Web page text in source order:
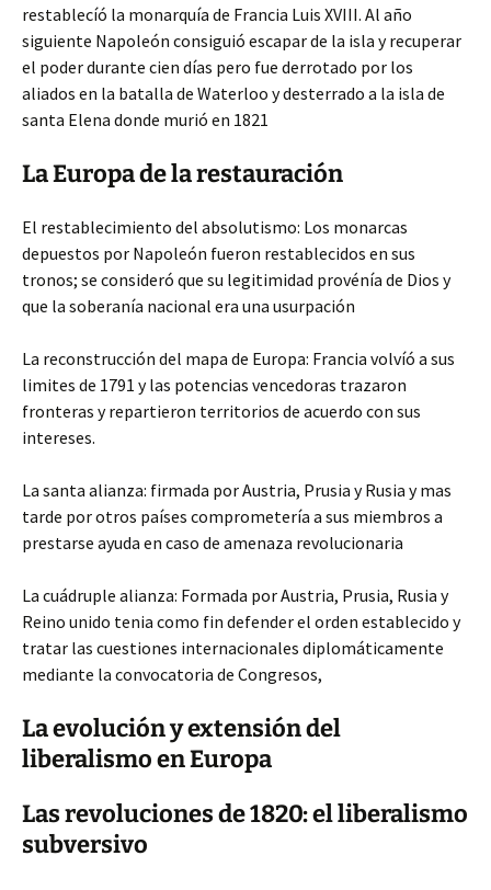
restablecíó la monarquía de Francia Luis XVIII. Al año
siguiente Napoleón consiguió escapar de la isla y recuperar
el poder durante cien días pero fue derrotado por los
aliados en la batalla de Waterloo y desterrado a la isla de
santa Elena donde murió en 1821
La Europa de la restauración
El restablecimiento del absolutismo: Los monarcas
depuestos por Napoleón fueron restablecidos en sus
tronos; se consideró que su legitimidad provénía de Dios y
que la soberanía nacional era una usurpación
La reconstrucción del mapa de Europa: Francia volvíó a sus
limites de 1791 y las potencias vencedoras trazaron
fronteras y repartieron territorios de acuerdo con sus
intereses.
La santa alianza: firmada por Austria, Prusia y Rusia y mas
tarde por otros países comprometería a sus miembros a
prestarse ayuda en caso de amenaza revolucionaria
La cuádruple alianza: Formada por Austria, Prusia, Rusia y
Reino unido tenia como fin defender el orden establecido y
tratar las cuestiones internacionales diplomáticamente
mediante la convocatoria de Congresos,
La evolución y extensión del
liberalismo en Europa
Las revoluciones de 1820: el liberalismo
subversivo